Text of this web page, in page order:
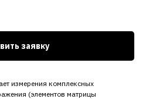
заявку
измерения комплексных
(элементов матрицы